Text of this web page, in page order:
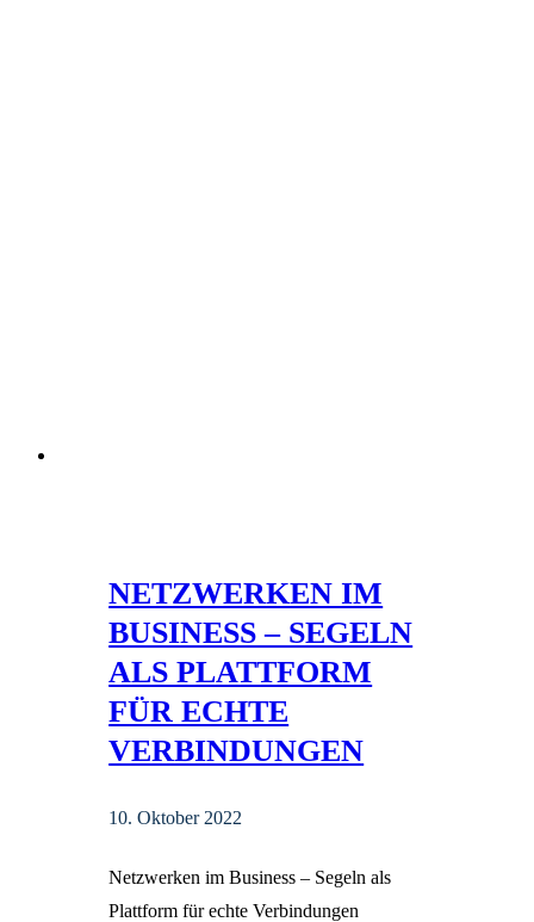
NETZWERKEN IM
BUSINESS – SEGELN
ALS PLATTFORM
FÜR ECHTE
VERBINDUNGEN
10. Oktober 2022
Netzwerken im Business – Segeln als
Plattform für echte Verbindungen